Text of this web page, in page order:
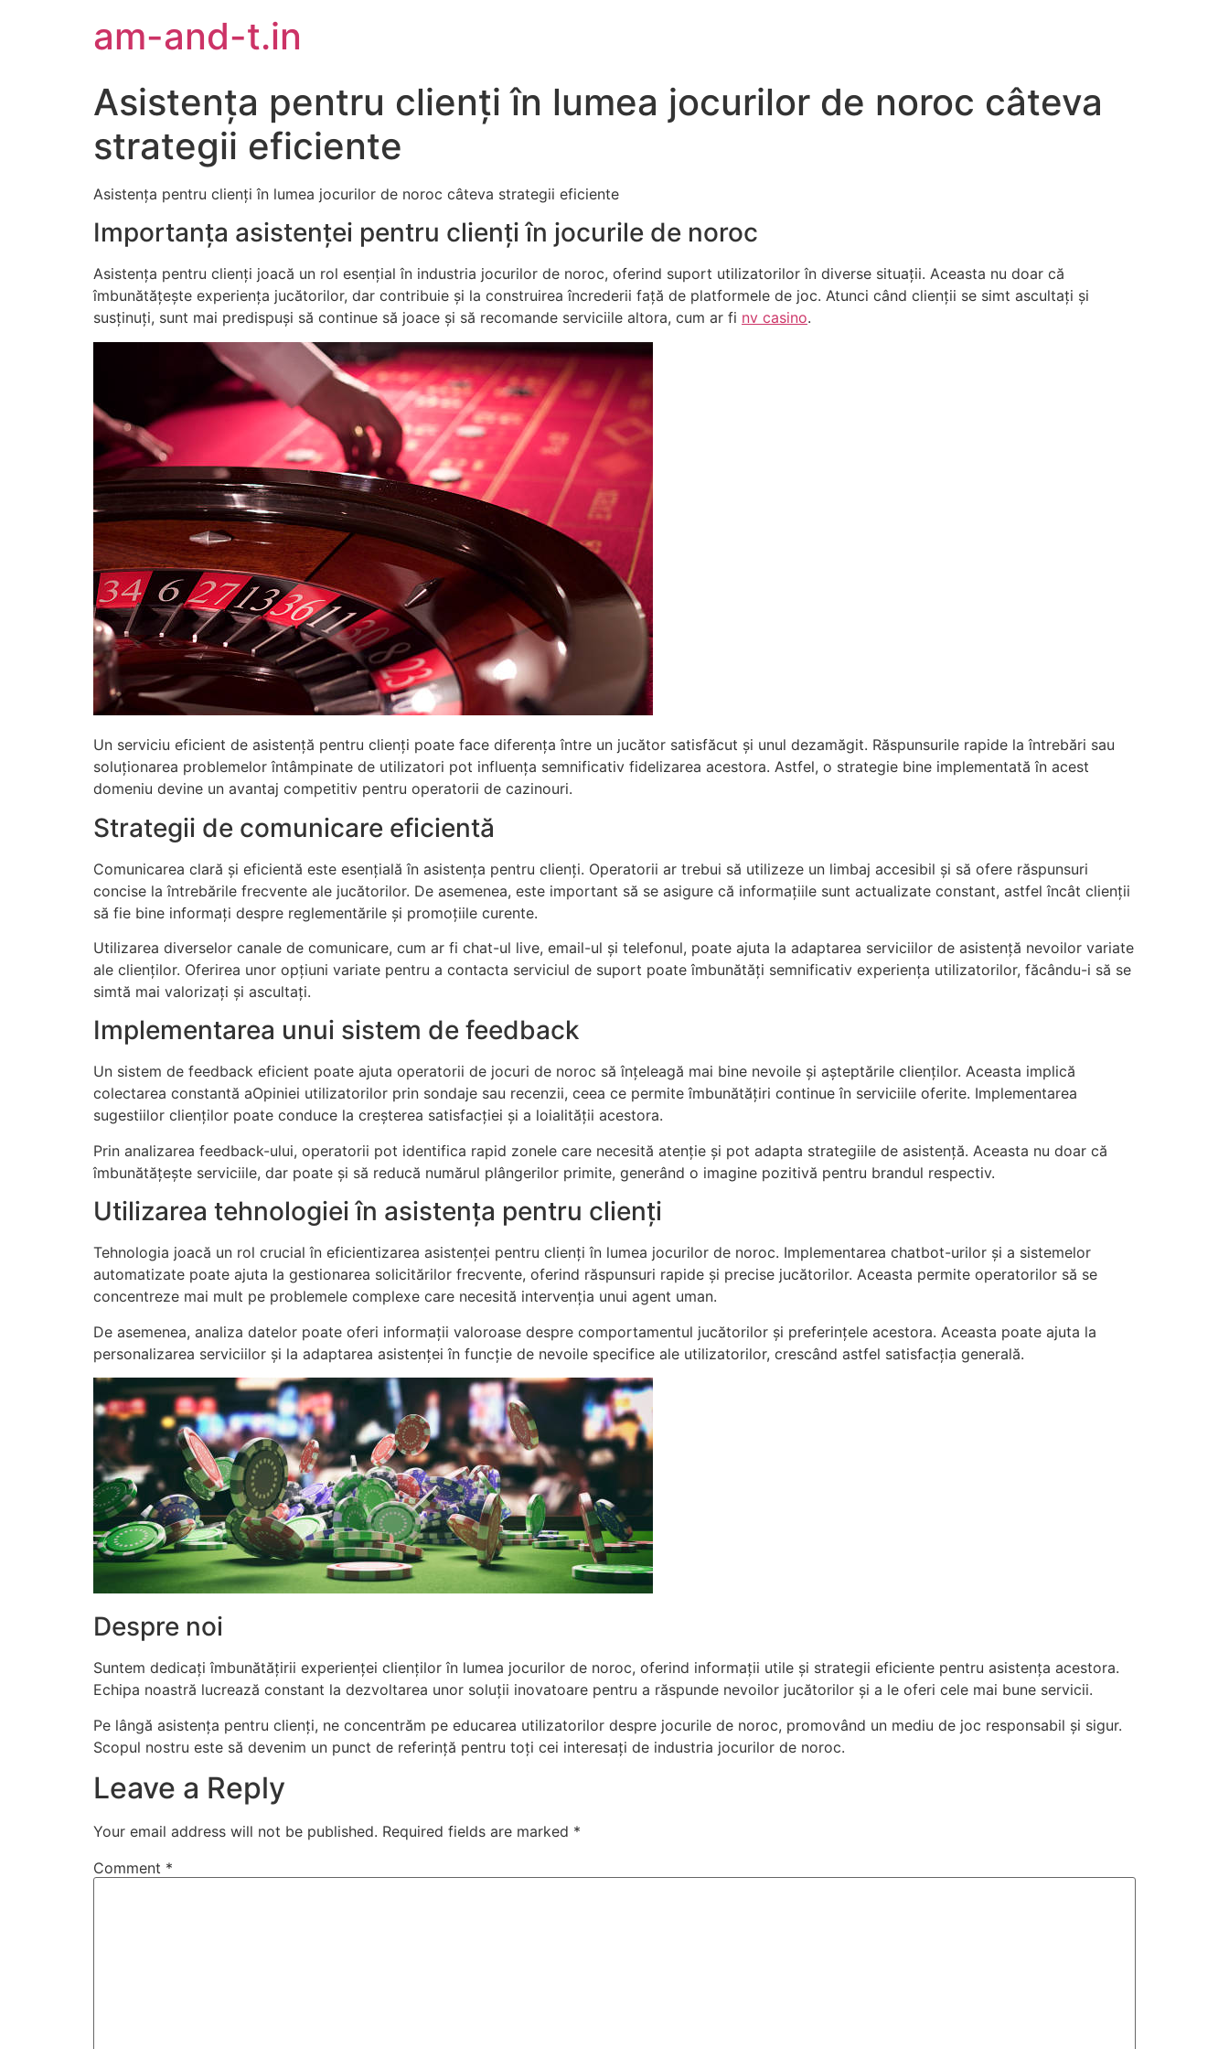
am-and-t.in
Asistența pentru clienți în lumea jocurilor de noroc câteva
strategii eficiente
Asistența pentru clienți în lumea jocurilor de noroc câteva strategii eficiente
Importanța asistenței pentru clienți în jocurile de noroc
Asistența pentru clienți joacă un rol esențial în industria jocurilor de noroc, oferind suport utilizatorilor în diverse situații. Aceasta nu doar că
îmbunătățește experiența jucătorilor, dar contribuie și la construirea încrederii față de platformele de joc. Atunci când clienții se simt ascultați și
susținuți, sunt mai predispuși să continue să joace și să recomande serviciile altora, cum ar fi nv casino.
Un serviciu eficient de asistență pentru clienți poate face diferența între un jucător satisfăcut și unul dezamăgit. Răspunsurile rapide la întrebări sau
soluționarea problemelor întâmpinate de utilizatori pot influența semnificativ fidelizarea acestora. Astfel, o strategie bine implementată în acest
domeniu devine un avantaj competitiv pentru operatorii de cazinouri.
Strategii de comunicare eficientă
Comunicarea clară și eficientă este esențială în asistența pentru clienți. Operatorii ar trebui să utilizeze un limbaj accesibil și să ofere răspunsuri
concise la întrebările frecvente ale jucătorilor. De asemenea, este important să se asigure că informațiile sunt actualizate constant, astfel încât clienții
să fie bine informați despre reglementările și promoțiile curente.
Utilizarea diverselor canale de comunicare, cum ar fi chat-ul live, email-ul și telefonul, poate ajuta la adaptarea serviciilor de asistență nevoilor variate
ale clienților. Oferirea unor opțiuni variate pentru a contacta serviciul de suport poate îmbunătăți semnificativ experiența utilizatorilor, făcându-i să se
simtă mai valorizați și ascultați.
Implementarea unui sistem de feedback
Un sistem de feedback eficient poate ajuta operatorii de jocuri de noroc să înțeleagă mai bine nevoile și așteptările clienților. Aceasta implică
colectarea constantă aOpiniei utilizatorilor prin sondaje sau recenzii, ceea ce permite îmbunătățiri continue în serviciile oferite. Implementarea
sugestiilor clienților poate conduce la creșterea satisfacției și a loialității acestora.
Prin analizarea feedback-ului, operatorii pot identifica rapid zonele care necesită atenție și pot adapta strategiile de asistență. Aceasta nu doar că
îmbunătățește serviciile, dar poate și să reducă numărul plângerilor primite, generând o imagine pozitivă pentru brandul respectiv.
Utilizarea tehnologiei în asistența pentru clienți
Tehnologia joacă un rol crucial în eficientizarea asistenței pentru clienți în lumea jocurilor de noroc. Implementarea chatbot-urilor și a sistemelor
automatizate poate ajuta la gestionarea solicitărilor frecvente, oferind răspunsuri rapide și precise jucătorilor. Aceasta permite operatorilor să se
concentreze mai mult pe problemele complexe care necesită intervenția unui agent uman.
De asemenea, analiza datelor poate oferi informații valoroase despre comportamentul jucătorilor și preferințele acestora. Aceasta poate ajuta la
personalizarea serviciilor și la adaptarea asistenței în funcție de nevoile specifice ale utilizatorilor, crescând astfel satisfacția generală.
Despre noi
Suntem dedicați îmbunătățirii experienței clienților în lumea jocurilor de noroc, oferind informații utile și strategii eficiente pentru asistența acestora.
Echipa noastră lucrează constant la dezvoltarea unor soluții inovatoare pentru a răspunde nevoilor jucătorilor și a le oferi cele mai bune servicii.
Pe lângă asistența pentru clienți, ne concentrăm pe educarea utilizatorilor despre jocurile de noroc, promovând un mediu de joc responsabil și sigur.
Scopul nostru este să devenim un punct de referință pentru toți cei interesați de industria jocurilor de noroc.
Leave a Reply
Your email address will not be published. Required fields are marked *
Comment *